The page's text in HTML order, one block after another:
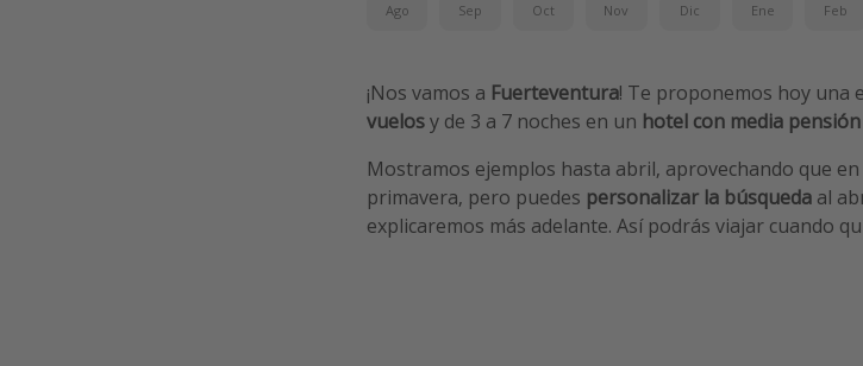
Ago Sep Oct Nov Dic Ene Feb
¡Nos vamos a Fuerteventura! Te proponemos hoy una
vuelosy de 3 a 7 noches en un hotel con media pensión
Mostramos ejemplos hasta abril, aprovechando que
primavera, pero puedes personalizar la búsqueda al
explicaremos más adelante. Así podrás viajar cuando